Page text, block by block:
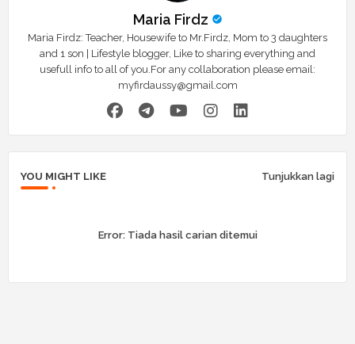
Maria Firdz
Maria Firdz: Teacher, Housewife to Mr.Firdz, Mom to 3 daughters
and 1 son | Lifestyle blogger, Like to sharing everything and
usefull info to all of you.For any collaboration please email:
myfirdaussy@gmail.com
YOU MIGHT LIKE Tunjukkan lagi
Error:Tiada hasil carian ditemui